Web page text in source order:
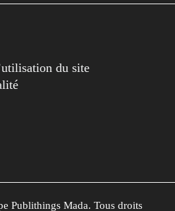
du site
Publithings Mada. Tous droits